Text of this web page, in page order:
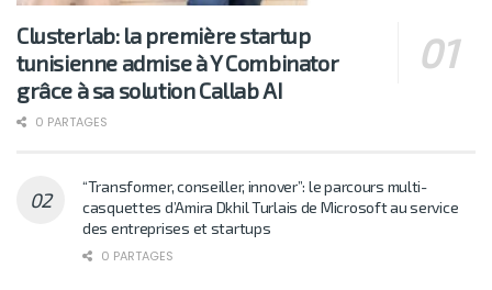
Clusterlab: la première startup
tunisienne admise à Y Combinator
grâce à sa solution Callab AI
0 PARTAGES
“Transformer, conseiller, innover”: le parcours multi-
casquettes d’Amira Dkhil Turlais de Microsoft au service
des entreprises et startups
0 PARTAGES